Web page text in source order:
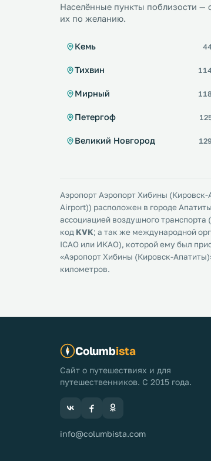
Населённые пункты поблизости —
их по желанию.
Кемь
Тихвин
Мирный
Петергоф
Великий Новгород
Аэропорт Аэропорт Хибины
Airport)) расположен в городе
ассоциацией воздушного
код KVK; а так же международной
ICAO или ИКАО), которой ему был
«Аэропорт Хибины (Кировск-
километров.
Columbista
Сайт о путешествиях и для
путешественников. С 2015 года.
info@columbista.com